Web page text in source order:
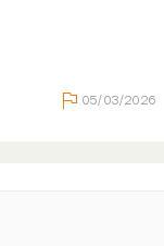
05/03/2026